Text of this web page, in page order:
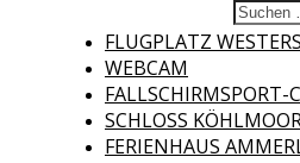
FLUGPLATZ
WEBCAM
FALLSCHIRMSPORT-
SCHLOSS
FERIENHAUS